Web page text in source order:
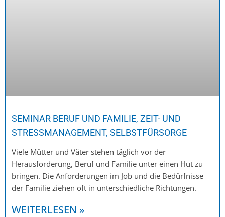
SEMINAR BERUF UND FAMILIE, ZEIT- UND
STRESSMANAGEMENT, SELBSTFÜRSORGE
Viele Mütter und Väter stehen täglich vor der
Herausforderung, Beruf und Familie unter einen Hut zu
bringen. Die Anforderungen im Job und die Bedürfnisse
der Familie ziehen oft in unterschiedliche Richtungen.
WEITERLESEN »